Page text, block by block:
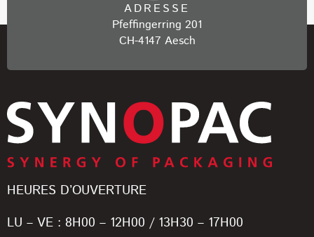
ADRESSE
Pfeffingerring 201
CH-4147 Aesch
HEURES D’OUVERTURE
LU – VE : 8H00 – 12H00 / 13H30 – 17H00